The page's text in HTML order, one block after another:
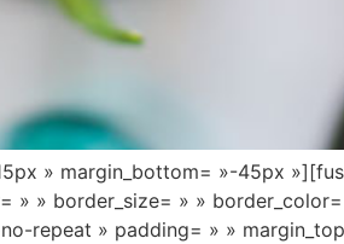
» margin_bottom= »-45px
» » border_size= » »
repeat » padding= » »